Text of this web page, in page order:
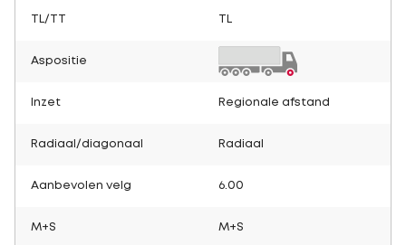
TL/TT
Aspositie
Inzet Regionale afstand
Radiaal/diagonaal Radiaal
Aanbevolen velg 6.00
M+S M+S